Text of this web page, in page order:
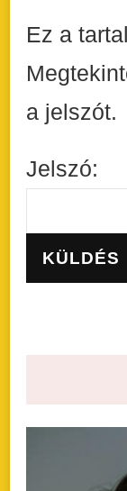
Ez a
a jelszót.
Jelszó: